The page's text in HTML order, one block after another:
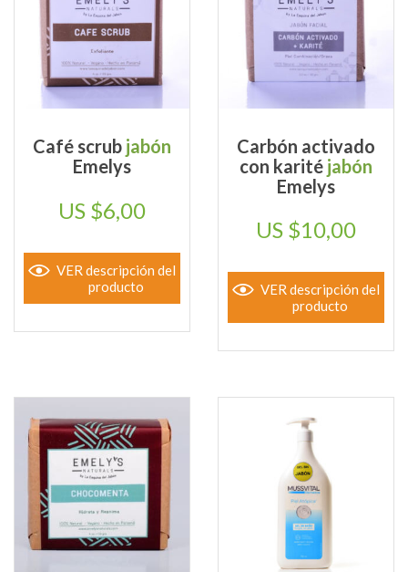
Café scrub jabón
Emelys
$6,00
VER descripción del
producto
Carbón activado
con karité jabón
Emelys
$10,00
VER descripción del
producto